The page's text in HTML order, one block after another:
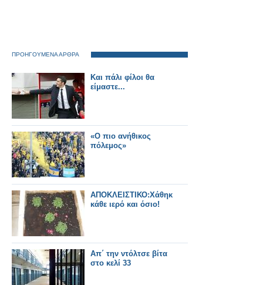
ΠΡΟΗΓΟΥΜΕΝΑ ΑΡΘΡΑ
Και πάλι φίλοι θα
είμαστε...
«Ο πιο ανήθικος
πόλεμος»
AΠΟΚΛΕΙΣΤΙΚΟ:Χάθηκε
κάθε ιερό και όσιο!
Aπ΄ την ντόλτσε βίτα
στο κελί 33